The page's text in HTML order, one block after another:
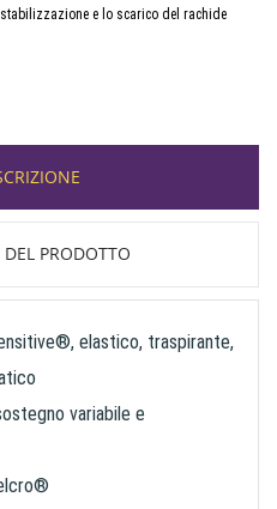
e lo scarico del rachide
DEL PRODOTTO
elastico, traspirante,
variabile e